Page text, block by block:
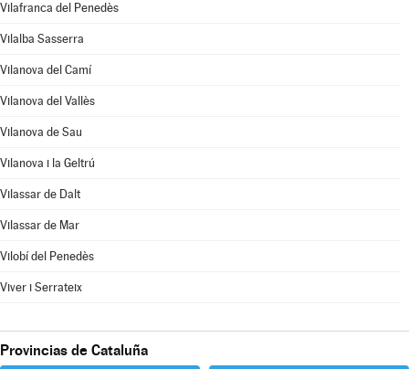
Vilafranca del Penedès
Vilalba Sasserra
Vilanova del Camí
Vilanova del Vallès
Vilanova de Sau
Vilanova i la Geltrú
Vilassar de Dalt
Vilassar de Mar
Vilobí del Penedès
Viver i Serrateix
Provincias de Cataluña